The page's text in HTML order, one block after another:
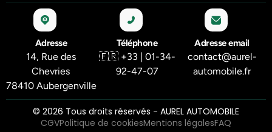
Adresse
14, Rue des
Chevries
78410 Aubergenville
Téléphone
🇫🇷 +33 | 01-34-
92-47-07
Adresse email
contact@aurel-
automobile.fr
© 2026 Tous droits réservés - AUREL AUTOMOBILE
CGVPolitique de cookiesMentions légalesFAQ